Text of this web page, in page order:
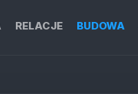
RELACJE BUDOWA